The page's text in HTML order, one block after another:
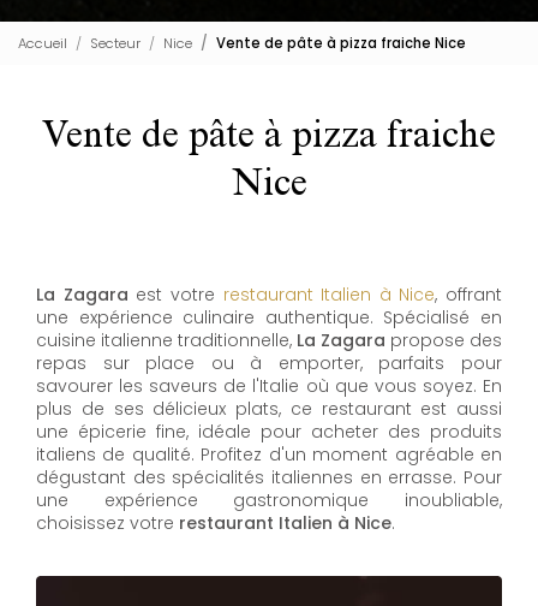
Accueil Secteur Nice Vente de pâte à pizza fraiche Nice
Vente de pâte à pizza fraiche
Nice
La Zagara est votre restaurant Italien à Nice, offrant
une expérience culinaire authentique. Spécialisé en
cuisine italienne traditionnelle, La Zagara propose des
repas sur place ou à emporter, parfaits pour
savourer les saveurs de l'Italie où que vous soyez. En
plus de ses délicieux plats, ce restaurant est aussi
une épicerie fine, idéale pour acheter des produits
italiens de qualité. Profitez d'un moment agréable en
dégustant des spécialités italiennes en errasse. Pour
une expérience gastronomique inoubliable,
choisissez votre restaurant Italien à Nice.